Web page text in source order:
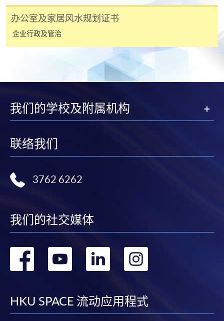
3. VISA / Mastercard
申请人可亲临学院任何一所报名中心，以 VISA 或
Mastercard卡」）缴付学费。香港大学专业进修学院
Mastercard卡持有人，如报读课程满港币2,000元，可
享有十个月免息分期付款优惠，惟课程申请人必须为
4. 网上缴费服务
别学历颁授课程提供网上报名/注册服务，申请人可在
网上使用「缴费灵」（不适用於手机）、VISA或
付方式之外，如就读学历颁授课程设有网上服务，学
参阅
报名办法 -网上报名服务
注意事项:
名程序，建议申请人亲身到学院报名中心报名，并避
免使用支票付款。
办公室及家居风水规划证书
企业行政及管治
我们的学校及附属机构
联络我们
3762 6262
我们的社交媒体
转
facebook
转
youtube
转
linkedin
转
HKU SPACE 流动应用程式